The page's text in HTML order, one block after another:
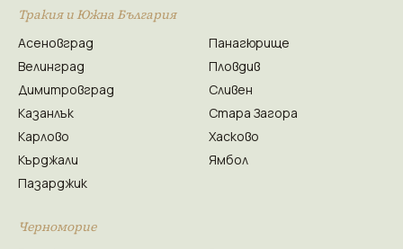
Тракия и Южна България
Асеновград
Велинград
Димитровград
Казанлък
Карлово
Кърджали
Пазарджик
Панагюрище
Пловдив
Сливен
Стара Загора
Хасково
Ямбол
Черноморие